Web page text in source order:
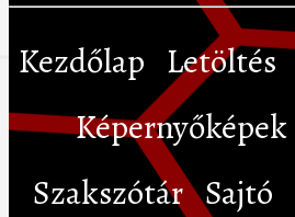
Kezdőlap Letöltés
Képernyőképek
Szakszótár Sajtó